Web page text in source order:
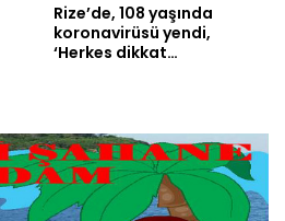
Rize’de, 108 yaşında
koronavirüsü yendi,
‘Herkes dikkat…